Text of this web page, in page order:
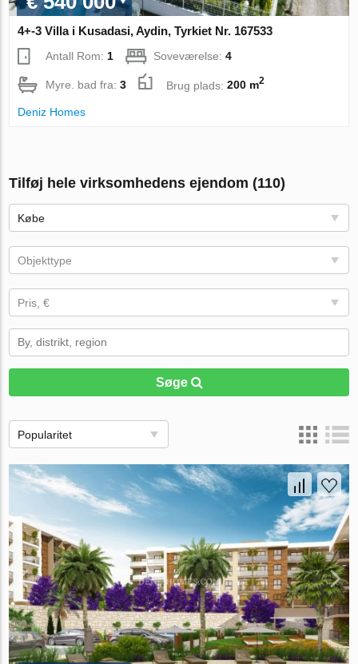
4+-3 Villa i Kusadasi, Aydin, Tyrkiet Nr. 167533
Antall Rom: 1 Soveværelse:4
Myre. bad fra:3 Brug plads:200 m2
Deniz Homes
Tilføj hele virksomhedens ejendom (110)
Købe
Objekttype
Pris, €
Søge
Popularitet